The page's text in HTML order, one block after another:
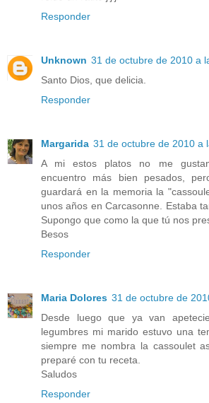
Responder
Unknown 31 de octubre de 2010 a
Santo Dios, que delicia.
Responder
Margarida 31 de octubre de 2010 a
A mi estos platos no me
encuentro más bien pesados,
guardará en la memoria la
unos años en Carcasonne. Estaba
Supongo que como la que tú nos
Besos
Responder
Maria Dolores 31 de octubre de
Desde luego que ya van
legumbres mi marido estuvo una
siempre me nombra la cassoulet
preparé con tu receta.
Saludos
Responder